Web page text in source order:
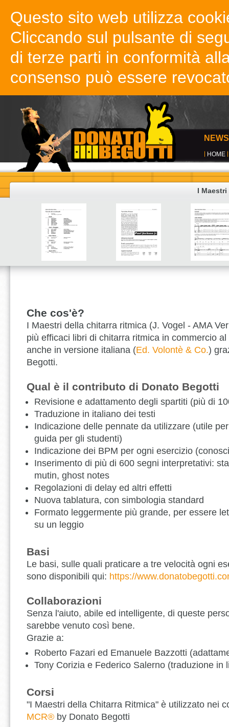
Questo sito web utilizza
Cliccando sul pulsante di
di terze parti in conformità
consenso può essere
NEWS
HOME
I
Che cos'è?
I Maestri della chitarra ritmica (J. Vogel - AMA
più efficaci libri di chitarra ritmica in commercio
anche in versione italiana (Ed. Volontè & Co.)
Begotti.
Qual è il contributo di Donato Begotti
Revisione e adattamento degli spartiti (più di
Traduzione in italiano dei testi
Indicazione delle pennate da utilizzare (utile
guida per gli studenti)
Indicazione dei BPM per ogni esercizio
Inserimento di più di 600 segni interpretativi:
mutin, ghost notes
Regolazioni di delay ed altri effetti
Nuova tablatura, con simbologia standard
Formato leggermente più grande, per essere
su un leggio
Basi
Le basi, sulle quali praticare a tre velocità ogni
sono disponibili qui: https://
Collaborazioni
Senza l'aiuto, abile ed intelligente, di queste
sarebbe venuto così bene.
Grazie a:
Roberto Fazari ed Emanuele Bazzotti
Tony Corizia e Federico Salerno (traduzione in
Corsi
"I Maestri della Chitarra Ritmica" è utilizzato nei
MCR® by Donato Begotti